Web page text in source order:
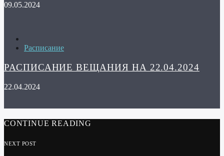
09.05.2024
Расписание
РАСПИСАНИЕ ВЕЩАНИЯ НА 22.04.2024
22.04.2024
CONTINUE READING
NEXT POST